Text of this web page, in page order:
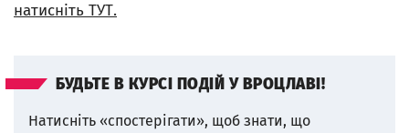
натисніть ТУТ.
БУДЬТЕ В КУРСІ ПОДІЙ У ВРОЦЛАВІ!
Натисніть «спостерігати», щоб знати, що